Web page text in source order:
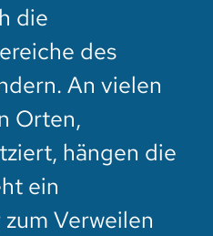
die
des
An vielen
Orten,
hängen die
ein
Verweilen